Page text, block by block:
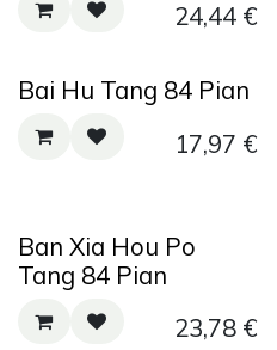
24,44€
Bai Hu Tang 84 Pian
17,97 €
Ban Xia Hou Po
Tang 84 Pian
23,78€